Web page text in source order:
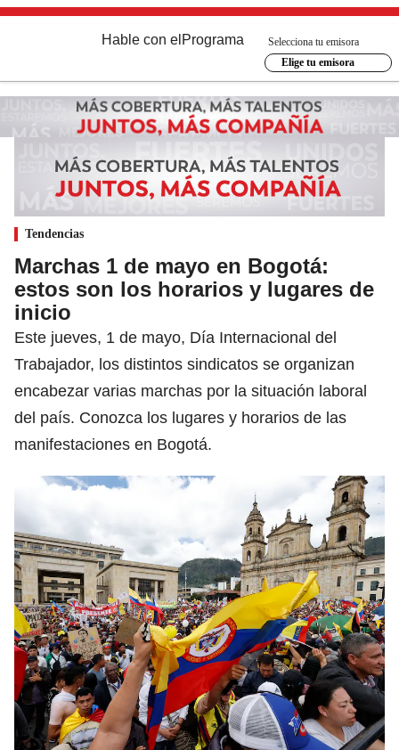
Hable con el Programa
Selecciona tu emisora
Elige tu emisora
Tendencias
Marchas 1 de mayo en Bogotá:
estos son los horarios y lugares de
inicio
Este jueves, 1 de mayo, Día Internacional del
Trabajador, los distintos sindicatos se organizan
encabezar varias marchas por la situación laboral
del país. Conozca los lugares y horarios de las
manifestaciones en Bogotá.